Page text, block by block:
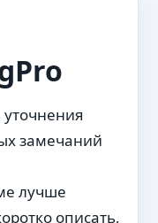
замечаний
лучше
описать,